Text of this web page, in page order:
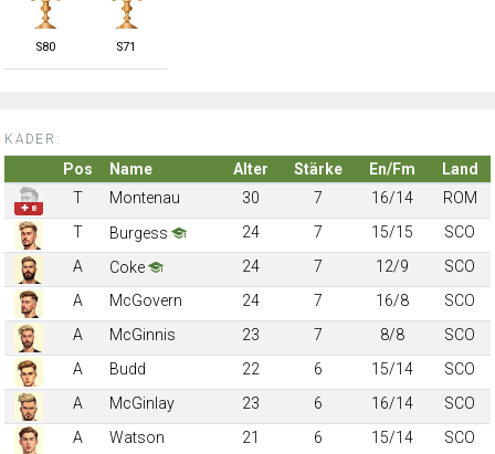
S80 S71
KADER:
Pos Name Alter Stärke En/Fm Land
✚ 8
T Montenau 30 7 16/14
ROM
T
Burgess 24 7 15/15
SCO
A
Coke 24 7 12/9
SCO
A
McGovern 24 7 16/8
SCO
A
McGinnis 23 7 8/8
SCO
A
Budd 22 6 15/14
SCO
A
McGinlay 23 6 16/14
SCO
A
Watson 21 6 15/14
SCO